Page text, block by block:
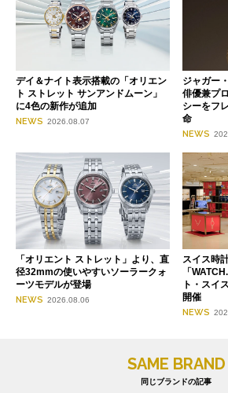
デイ＆ナイト表示搭載の「オリエン
ト ストレット サンアンドムーン」
に4色の新作が追加
NEWS 2026.08.07
ジャガー
俳優兼プ
シーをフ
命
NEWS
「オリエント ストレット」より、直
径32mmの使いやすいソーラークォ
ーツモデルが登場
NEWS 2026.08.06
スイス時
「
ト・スイ
開催
NEWS
SAME BRAND
同じブランドの記事